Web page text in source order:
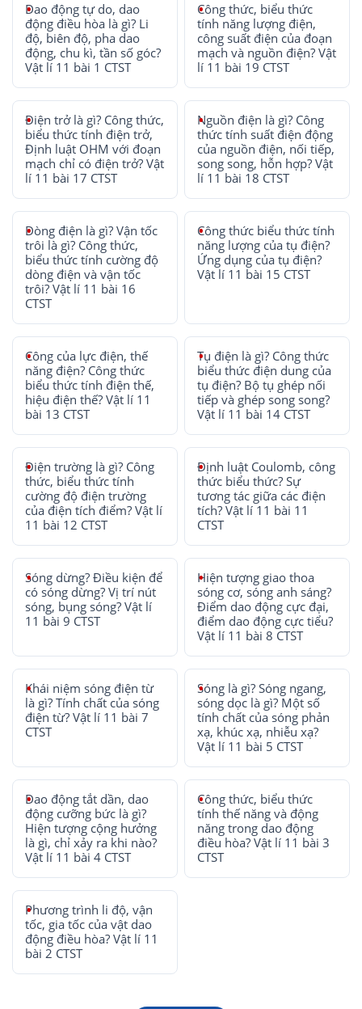
Dao động tự do, dao
động điều hòa là gì? Li
độ, biên độ, pha dao
động, chu kì, tần số góc?
Vật lí 11 bài 1 CTST
Công thức, biểu thức
tính năng lượng điện,
công suất điện của đoạn
mạch và nguồn điện? Vật
lí 11 bài 19 CTST
Điện trở là gì? Công thức,
biểu thức tính điện trở,
Định luật OHM với đoạn
mạch chỉ có điện trở? Vật
lí 11 bài 17 CTST
Nguồn điện là gì? Công
thức tính suất điện động
của nguồn điện, nối tiếp,
song song, hỗn hợp? Vật
lí 11 bài 18 CTST
Dòng điện là gì? Vận tốc
trôi là gì? Công thức,
biểu thức tính cường độ
dòng điện và vận tốc
trôi? Vật lí 11 bài 16
CTST
Công thức biểu thức tính
năng lượng của tụ điện?
Ứng dụng của tụ điện?
Vật lí 11 bài 15 CTST
Công của lực điện, thế
năng điện? Công thức
biểu thức tính điện thế,
hiệu điện thế? Vật lí 11
bài 13 CTST
Tụ điện là gì? Công thức
biểu thức điện dung của
tụ điện? Bộ tụ ghép nối
tiếp và ghép song song?
Vật lí 11 bài 14 CTST
Điện trường là gì? Công
thức, biểu thức tính
cường độ điện trường
của điện tích điểm? Vật lí
11 bài 12 CTST
Định luật Coulomb, công
thức biểu thức? Sự
tương tác giữa các điện
tích? Vật lí 11 bài 11
CTST
Sóng dừng? Điều kiện để
có sóng dừng? Vị trí nút
sóng, bụng sóng? Vật lí
11 bài 9 CTST
Hiện tượng giao thoa
sóng cơ, sóng anh sáng?
Điểm dao động cực đại,
điểm dao động cực tiểu?
Vật lí 11 bài 8 CTST
Khái niệm sóng điện từ
là gì? Tính chất của sóng
điện từ? Vật lí 11 bài 7
CTST
Sóng là gì? Sóng ngang,
sóng dọc là gì? Một số
tính chất của sóng phản
xạ, khúc xạ, nhiễu xạ?
Vật lí 11 bài 5 CTST
Dao động tắt dần, dao
động cưỡng bức là gì?
Hiện tượng cộng hưởng
là gì, chỉ xảy ra khi nào?
Vật lí 11 bài 4 CTST
Công thức, biểu thức
tính thế năng và động
năng trong dao động
điều hòa? Vật lí 11 bài 3
CTST
Phương trình li độ, vận
tốc, gia tốc của vật dao
động điều hòa? Vật lí 11
bài 2 CTST